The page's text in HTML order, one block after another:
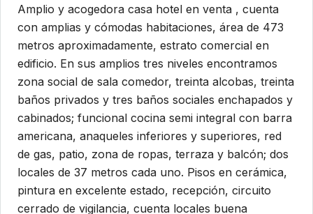
Amplio y acogedora casa hotel en venta , cuenta
con amplias y cómodas habitaciones, área de 473
metros aproximadamente, estrato comercial en
edificio. En sus amplios tres niveles encontramos
zona social de sala comedor, treinta alcobas, treinta
baños privados y tres baños sociales enchapados y
cabinados; funcional cocina semi integral con barra
americana, anaqueles inferiores y superiores, red
de gas, patio, zona de ropas, terraza y balcón; dos
locales de 37 metros cada uno. Pisos en cerámica,
pintura en excelente estado, recepción, circuito
cerrado de vigilancia, cuenta locales buena